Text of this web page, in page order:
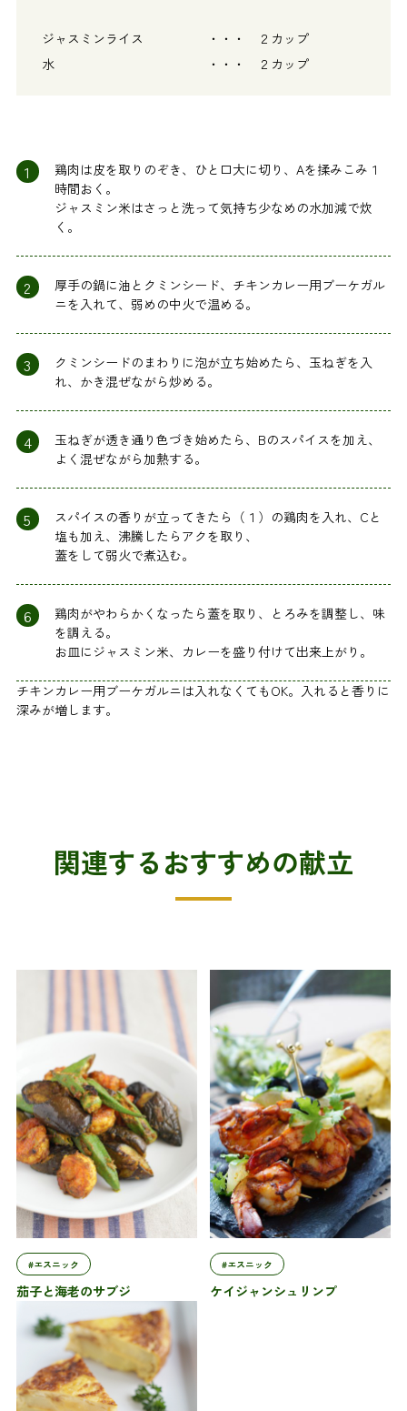
ジャスミンライス ・・・ ２カップ
水 ・・・ ２カップ
1
鶏肉は皮を取りのぞき、ひと口大に切り、Aを揉みこみ１
時間おく。
ジャスミン米はさっと洗って気持ち少なめの水加減で炊
く。
2
厚手の鍋に油とクミンシード、チキンカレー用ブーケガル
ニを入れて、弱めの中火で温める。
3
クミンシードのまわりに泡が立ち始めたら、玉ねぎを入
れ、かき混ぜながら炒める。
4
玉ねぎが透き通り色づき始めたら、Bのスパイスを加え、
よく混ぜながら加熱する。
5
スパイスの香りが立ってきたら（１）の鶏肉を入れ、Cと
塩も加え、沸騰したらアクを取り、
蓋をして弱火で煮込む。
6
鶏肉がやわらかくなったら蓋を取り、とろみを調整し、味
を調える。
お皿にジャスミン米、カレーを盛り付けて出来上がり。
チキンカレー用ブーケガルニは入れなくてもOK。入れると香りに
深みが増します。
関連するおすすめの献立
#エスニック
茄子と海老のサブジ
#エスニック
ケイジャンシュリンプ